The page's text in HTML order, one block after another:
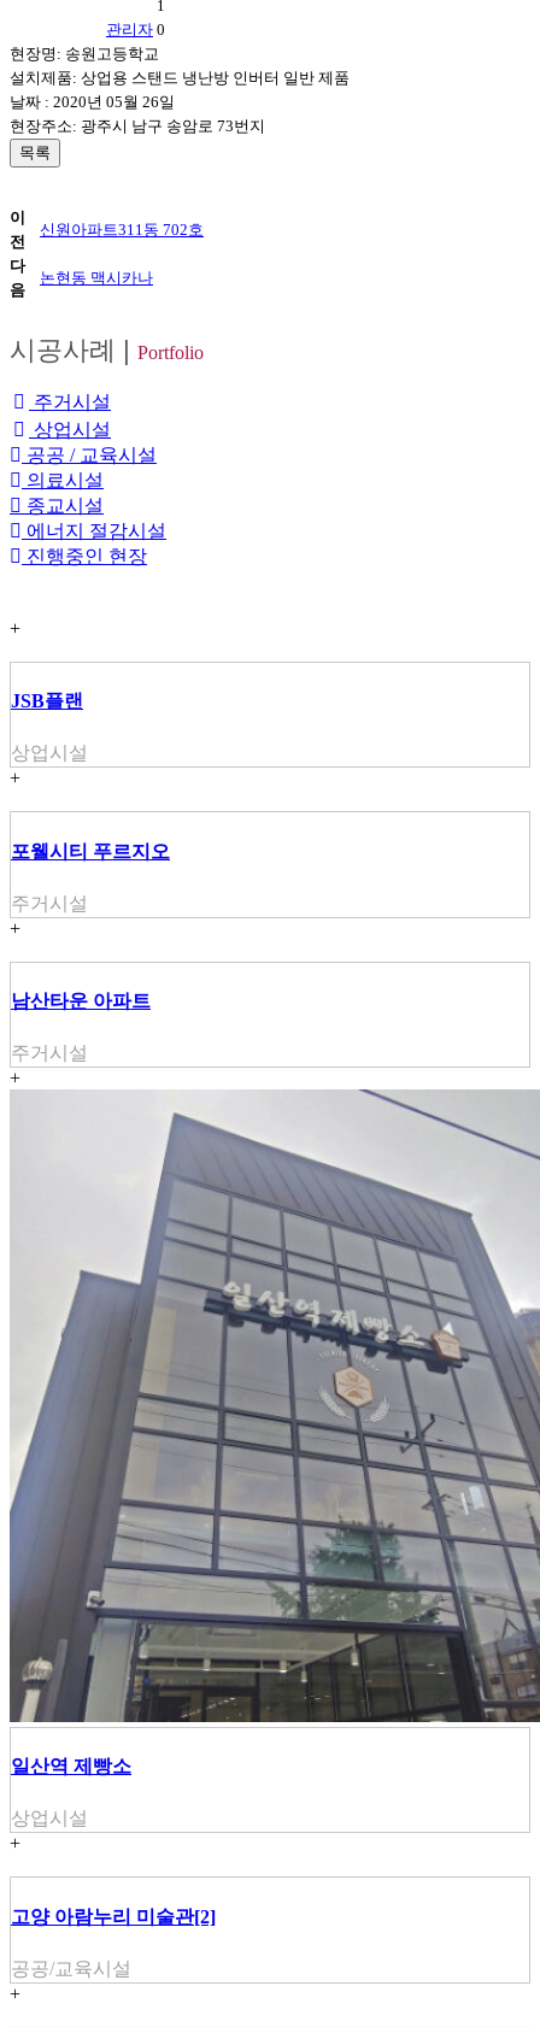
관리자
현장명: 송원고등학교
설치제품: 상업용 스탠드 냉난방 인버터 일반 제품
날짜 : 2020년 05월 26일
현장주소: 광주시 남구 송암로 73번지
목록
이
전
신원아파트311동 702호
다
음
논현동 맥시카나
시공사례 | Portfolio
주거시설
상업시설
공공 / 교육시설
의료시설
종교시설
에너지 절감시설
진행중인 현장
+
JSB플랜
상업시설
+
포웰시티 푸르지오
주거시설
+
남산타운 아파트
주거시설
+
일산역 제빵소
상업시설
+
고양 아람누리 미술관[2]
공공/교육시설
+